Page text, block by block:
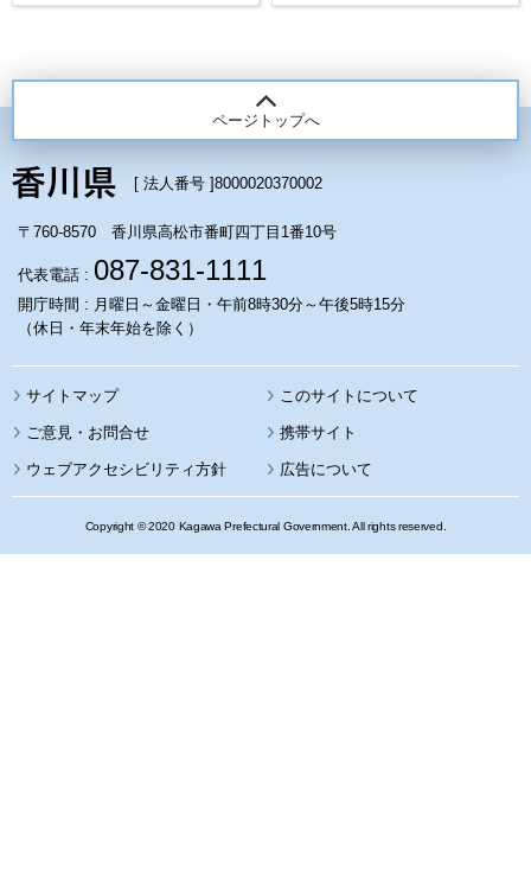
ページトップへ
[ 法人番号 ]8000020370002
〒760-8570 香川県高松市番町四丁目1番10号
代表電話 : 087-831-1111
開庁時間 : 月曜日～金曜日・午前8時30分～午後5時15分
（休日・年末年始を除く）
サイトマップ このサイトについて
携帯サイト
ウェブアクセシビリティ方針 広告について
Copyright © 2020 Kagawa Prefectural Government. All rights reserved.